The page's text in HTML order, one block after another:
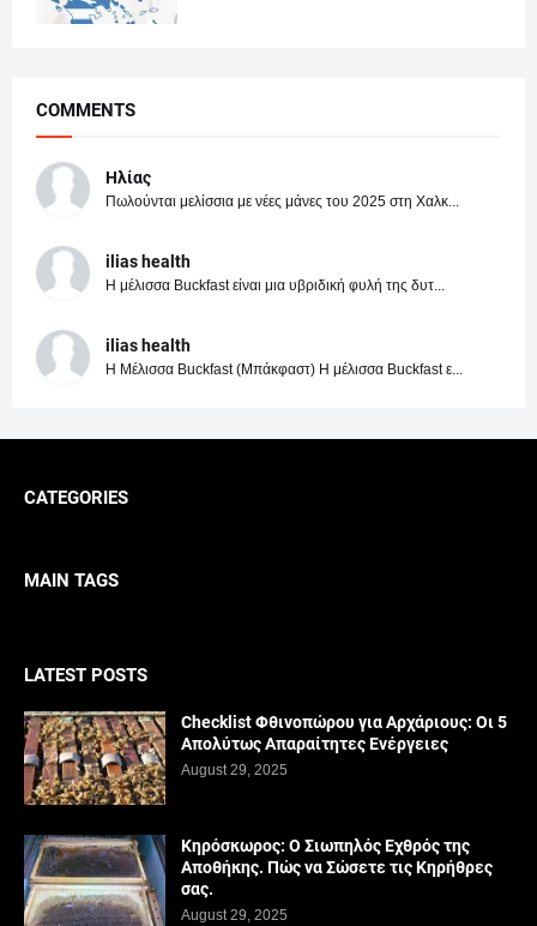
COMMENTS
Ηλίας
Πωλούνται μελίσσια με νέες μάνες του 2025 στη Χαλκ...
ilias health
Η μέλισσα Buckfast είναι μια υβριδική φυλή της δυτ...
ilias health
Η Μέλισσα Buckfast (Μπάκφαστ) Η μέλισσα Buckfast ε...
CATEGORIES
MAIN TAGS
LATEST POSTS
Checklist Φθινοπώρου για Αρχάριους: Οι 5
Απολύτως Απαραίτητες Ενέργειες
August 29, 2025
Κηρόσκωρος: Ο Σιωπηλός Εχθρός της
Αποθήκης. Πώς να Σώσετε τις Κηρήθρες
σας.
August 29, 2025